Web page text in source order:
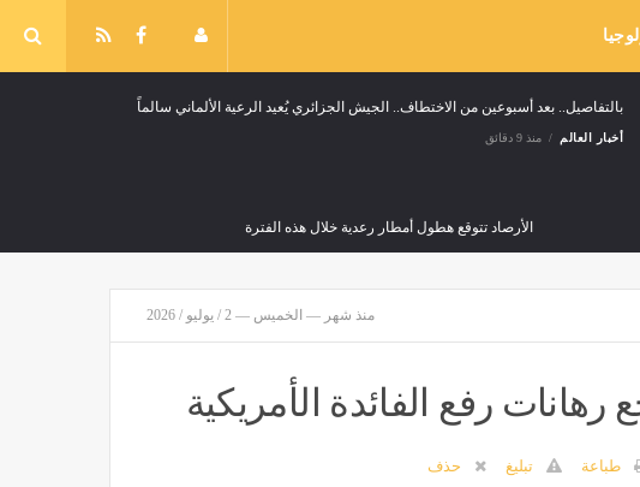
بالتفاصيل.. بعد أسبوعين من الاختطاف.. الجيش الجزائري يُعيد الرعية الألماني سالماً
أخبار العالم منذ 9 دقائق
الأرصاد تتوقع هطول أمطار رعدية خلال هذه الفترة
منذ شهر — الخميس — 2 / يوليو / 2026
رفع الفائدة الأمريكية
طباعة تبليغ حذف